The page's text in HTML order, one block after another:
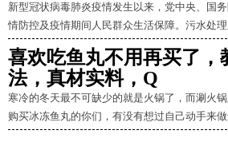
新型冠状病毒肺炎疫情发生以来，党中央、国
情防控及疫情期间人民群众生活保障。污水处
喜欢吃鱼丸不用再买了，
法，真材实料，Q
寒冷的冬天最不可缺少的就是火锅了，而涮火
购买冰冻鱼丸的你们，有没有想过自己动手来